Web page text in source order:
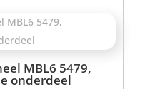
MBL6 5479,
onderdeel